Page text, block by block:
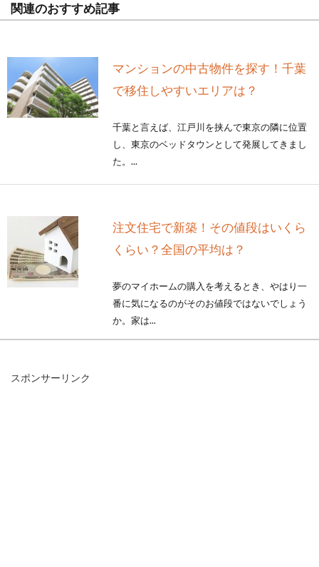
関連のおすすめ記事
マンションの中古物件を探す！千葉
で移住しやすいエリアは？
千葉と言えば、江戸川を挟んで東京の隣に位置
し、東京のベッドタウンとして発展してきまし
た。...
注文住宅で新築！その値段はいくら
くらい？全国の平均は？
夢のマイホームの購入を考えるとき、やはり一
番に気になるのがそのお値段ではないでしょう
か。家は...
スポンサーリンク